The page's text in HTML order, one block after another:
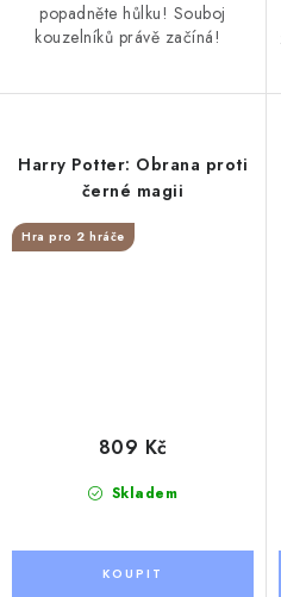
popadněte hůlku! Souboj
kouzelníků právě začíná!
Harry Potter: Obrana proti
černé magii
Hra pro 2 hráče
Skladem
809 Kč